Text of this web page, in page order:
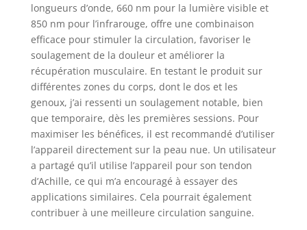
la douleur et
détendre la
tension
musculaire.
Utilisation
domestique haute
puissance : le tapis
de thérapie par
lumière rouge était
limité aux salons et
cliniques coûteux,
mais maintenant
grâce à des LED
haute puissance,
économes en
longueurs d’onde, 660 nm pour la lumière visible et
850 nm pour l’infrarouge, offre une combinaison
efficace pour stimuler la circulation, favoriser le
soulagement de la douleur et améliorer la
récupération musculaire. En testant le produit sur
différentes zones du corps, dont le dos et les
genoux, j’ai ressenti un soulagement notable, bien
que temporaire, dès les premières sessions. Pour
maximiser les bénéfices, il est recommandé d’utiliser
l’appareil directement sur la peau nue. Un utilisateur
a partagé qu’il utilise l’appareil pour son tendon
d’Achille, ce qui m’a encouragé à essayer des
applications similaires. Cela pourrait également
contribuer à une meilleure circulation sanguine.